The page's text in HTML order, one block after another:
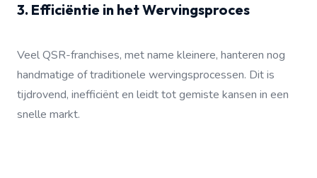
3. Efficiëntie in het Wervingsproces
Veel QSR-franchises, met name kleinere, hanteren nog
handmatige of traditionele wervingsprocessen. Dit is
tijdrovend, inefficiënt en leidt tot gemiste kansen in een
snelle markt.